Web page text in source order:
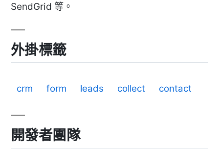
SendGrid 等。
外掛標籤
crm form leads collect contact
開發者團隊